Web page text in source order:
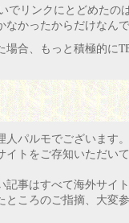
でリンクにとどめたの
かったからだけなん
合、もっと積極的に
人パルモでございます。
トをご存知いただい
事はすべて海外サイ
ころのご指摘、大変